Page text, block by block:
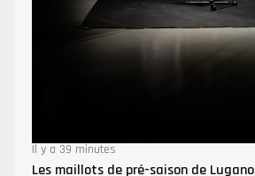
Il y a 39 minutes
Les maillots de pré-saison de Lugano